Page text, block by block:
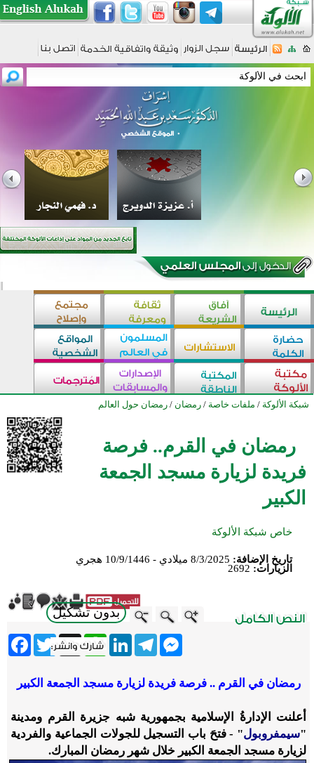
شبكة الألوكة / ملفات خاصة / رمضان / رمضان حول العالم
رمضان في القرم.. فرصة
فريدة لزيارة مسجد الجمعة
الكبير
خاص شبكة الألوكة
تاريخ الإضافة: 8/3/2025 ميلادي - 10/9/1446 هجري
الزيارات: 2692
بدون تشكيل
Twitter X
WhatsApp
LinkedInTelegram
Messenger
رمضان في القرم .. فرصة فريدة لزيارة مسجد الجمعة الكبير
أعلنت الإدارةُ الإسلامية بجمهورية شبه جزيرة القرم ومدينة
"سيمفروبول" - فتحَ باب التسجيل للجولات الجماعية والفردية
لزيارة مسجد الجمعة الكبير خلال شهر رمضان المبارك.